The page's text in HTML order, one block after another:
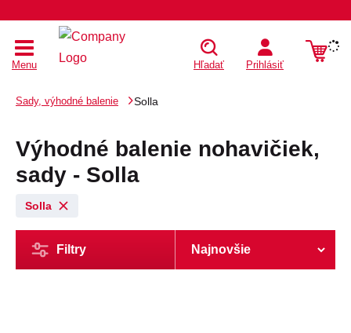
Menu Hľadať Prihlásiť
Sady, výhodné balenie Solla
Výhodné balenie nohavičiek,
sady - Solla
Solla
Filtry